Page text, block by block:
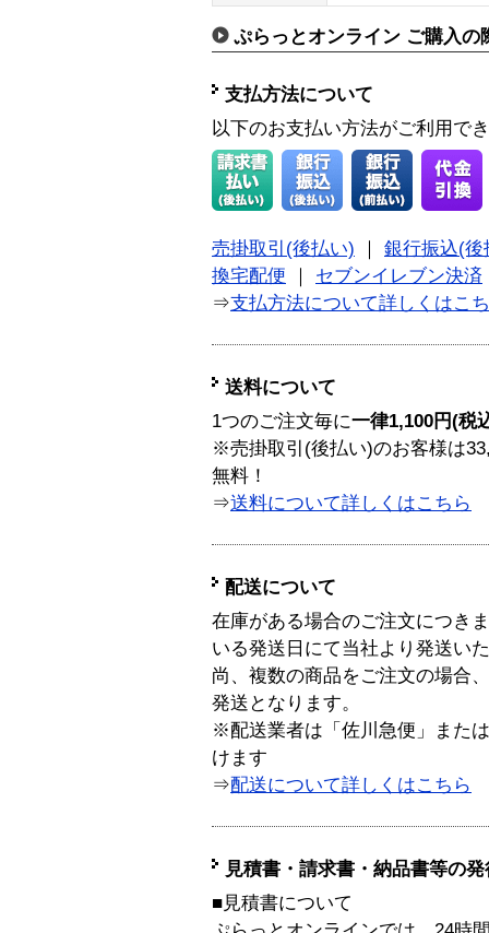
ぷらっとオンライン ご購入の
支払方法について
以下のお支払い方法がご利用で
売掛取引(後払い)
銀行振込(後
換宅配便
セブンイレブン決済
⇒支払方法について詳しくはこ
送料について
1つのご注文毎に一律1,100円(税
※売掛取引(後払い)のお客様は
無料！
⇒送料について詳しくはこちら
配送について
在庫がある場合のご注文につき
いる発送日にて当社より発送い
尚、複数の商品をご注文の場合
発送となります。
※配送業者は「佐川急便」また
けます
⇒配送について詳しくはこちら
見積書・請求書・納品書等の
■見積書について